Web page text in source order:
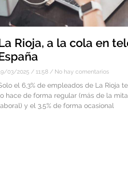
Rioja, a la cola en
03/2025 11:58 No hay comentarios
el 6,3% de empleados de La Rioja
hace de forma regular (más de la
y el 3,5% de forma ocasional